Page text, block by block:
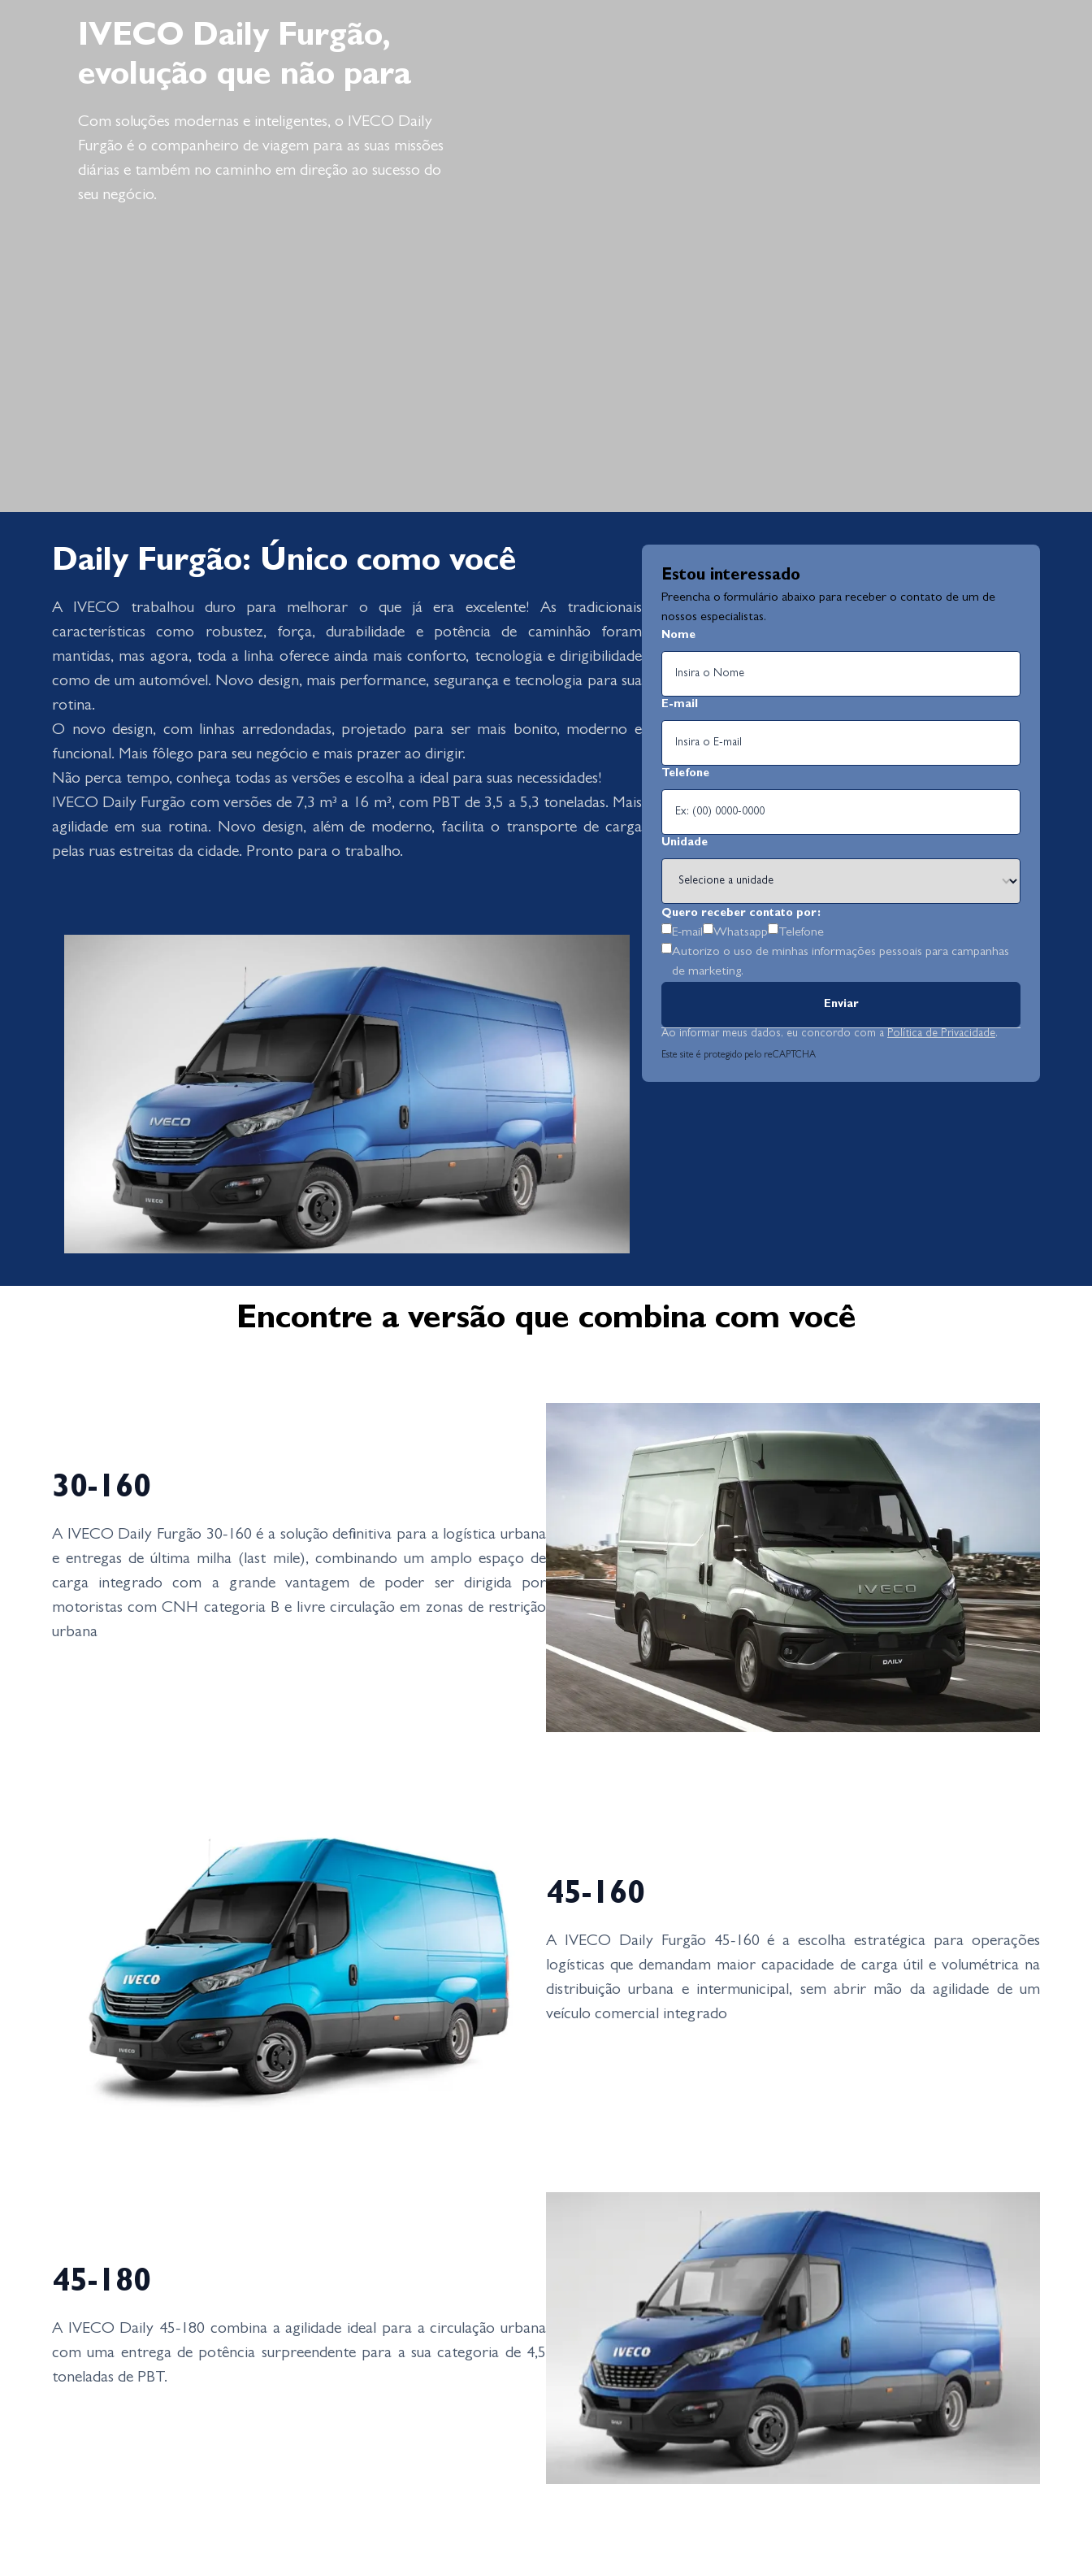
IVECO Daily Furgão,
evolução que não para
Com soluções modernas e inteligentes, o IVECO Daily
Furgão é o companheiro de viagem para as suas missões
diárias e também no caminho em direção ao sucesso do
seu negócio.
Daily Furgão: Único como você
A IVECO trabalhou duro para melhorar o que já era excelente! As tradicionais
características como robustez, força, durabilidade e potência de caminhão foram
mantidas, mas agora, toda a linha oferece ainda mais conforto, tecnologia e dirigibilidade
como de um automóvel. Novo design, mais performance, segurança e tecnologia para sua
rotina.
O novo design, com linhas arredondadas, projetado para ser mais bonito, moderno e
funcional. Mais fôlego para seu negócio e mais prazer ao dirigir.
Não perca tempo, conheça todas as versões e escolha a ideal para suas necessidades!
IVECO Daily Furgão com versões de 7,3 m³ a 16 m³, com PBT de 3,5 a 5,3 toneladas. Mais
agilidade em sua rotina. Novo design, além de moderno, facilita o transporte de carga
pelas ruas estreitas da cidade. Pronto para o trabalho.
Estou interessado
Preencha o formulário abaixo para receber o contato de um de
nossos especialistas.
Nome
E-mail
Telefone
Unidade
Quero receber contato por:
E-mail Whatsapp
Telefone
Autorizo o uso de minhas informações pessoais para campanhas
de marketing.
Enviar
Ao informar meus dados, eu concordo com a Política de Privacidade.
Este site é protegido pelo reCAPTCHA
Encontre a versão que combina com você
30-160
A IVECO Daily Furgão 30-160 é a solução definitiva para a logística urbana
e entregas de última milha (last mile), combinando um amplo espaço de
carga integrado com a grande vantagem de poder ser dirigida por
motoristas com CNH categoria B e livre circulação em zonas de restrição
urbana
45-160
A IVECO Daily Furgão 45-160 é a escolha estratégica para operações
logísticas que demandam maior capacidade de carga útil e volumétrica na
distribuição urbana e intermunicipal, sem abrir mão da agilidade de um
veículo comercial integrado
45-180
A IVECO Daily 45-180 combina a agilidade ideal para a circulação urbana
com uma entrega de potência surpreendente para a sua categoria de 4,5
toneladas de PBT.